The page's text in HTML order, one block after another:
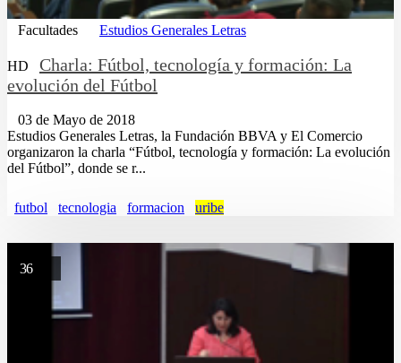
Facultades Estudios Generales Letras
HD
Charla: Fútbol, tecnología y formación: La
evolución del Fútbol
03 de Mayo de 2018
Estudios Generales Letras, la Fundación BBVA y El Comercio
organizaron la charla “Fútbol, tecnología y formación: La evolución
del Fútbol”, donde se r...
futbol tecnologia formacion uribe
36